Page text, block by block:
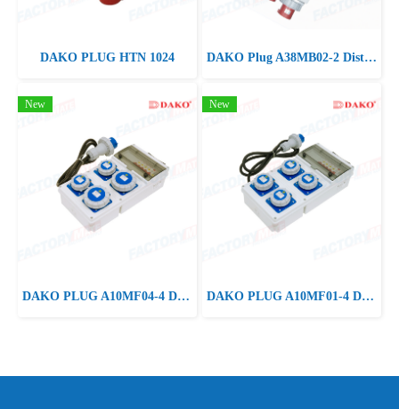
DAKO PLUG HTN 1024 DAKO Plug A38MB02-2 Distribution Box 63A 3P+N+E 400V IP44
New
DAKO PLUG A10MF04-4 Distribution Box
New
DAKO PLUG A10MF01-4 Distribution Box